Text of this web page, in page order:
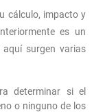
cálculo, impacto y
es un
surgen varias
determinar si el
o ninguno de los